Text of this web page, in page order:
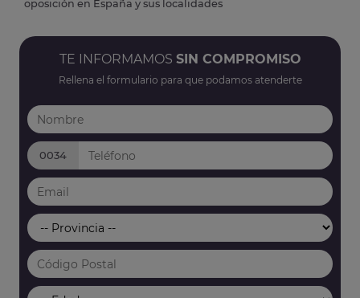
oposición en España y sus localidades
TE INFORMAMOS SIN COMPROMISO
Rellena el formulario para que podamos atenderte
0034